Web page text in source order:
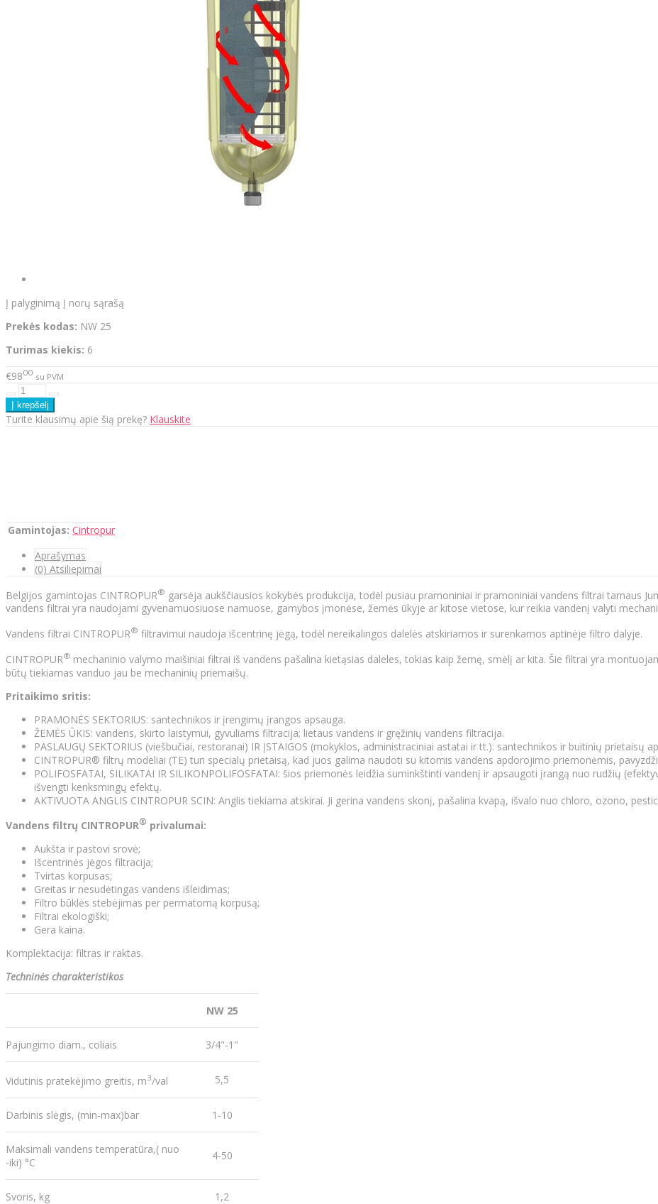
Į palyginimą Į norų sąrašą
Prekės kodas: NW 25
Turimas kiekis: 6
€9800 su PVM
Turite klausimų apie šią prekę? Klauskite
Gamintojas: Cintropur
Aprašymas
(0) Atsiliepimai
Belgijos gamintojas CINTROPUR® garsėja aukščiausios kokybės produkcija, todėl pusiau pramoniniai ir pramoniniai vandens filtrai tarnaus
vandens filtrai yra naudojami gyvenamuosiuose namuose, gamybos įmonėse, žemės ūkyje ar kitose vietose, kur reikia vandenį valyti
Vandens filtrai CINTROPUR® filtravimui naudoja išcentrinę jėgą, todėl nereikalingos dalelės atskiriamos ir surenkamos aptinėje filtro dalyje.
CINTROPUR® mechaninio valymo maišiniai filtrai iš vandens pašalina kietąsias daleles, tokias kaip žemę, smėlį ar kita. Šie filtrai yra
būtų tiekiamas vanduo jau be mechaninių priemaišų.
Pritaikimo sritis:
PRAMONĖS SEKTORIUS: santechnikos ir įrengimų įrangos apsauga.
ŽEMĖS ŪKIS: vandens, skirto laistymui, gyvuliams filtracija; lietaus vandens ir gręžinių vandens filtracija.
PASLAUGŲ SEKTORIUS (viešbučiai, restoranai) IR ĮSTAIGOS (mokyklos, administraciniai astatai ir tt.): santechnikos ir buitinių prietaisų
CINTROPUR® filtrų modeliai (TE) turi specialų prietaisą, kad juos galima naudoti su kitomis vandens apdorojimo priemonėmis,
POLIFOSFATAI, SILIKATAI IR SILIKONPOLIFOSFATAI: šios priemonės leidžia suminkštinti vandenį ir apsaugoti įrangą nuo rudžių
išvengti kenksmingų efektų.
AKTIVUOTA ANGLIS CINTROPUR SCIN: Anglis tiekiama atskirai. Ji gerina vandens skonį, pašalina kvapą, išvalo nuo chloro, ozono,
Vandens filtrų CINTROPUR® privalumai:
Aukšta ir pastovi srovė;
Išcentrinės jėgos filtracija;
Tvirtas korpusas;
Greitas ir nesudėtingas vandens išleidimas;
Filtro būklės stebėjimas per permatomą korpusą;
Filtrai ekologiški;
Gera kaina.
Komplektacija: filtras ir raktas.
Techninės charakteristikos
NW 25
Pajungimo diam., coliais 3/4"-1"
Vidutinis pratekėjimo greitis, m3/val 5,5
Darbinis slėgis, (min-max)bar 1-10
Maksimali vandens temperatūra,( nuo
-iki) °C
4-50
Svoris, kg 1,2